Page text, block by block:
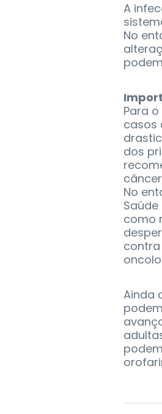
A
No
Para
casos
dos
No
como
contra
Ainda